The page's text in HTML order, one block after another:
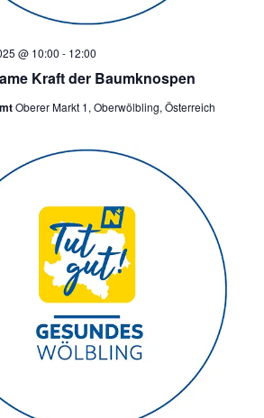
Kraft der Baumknospen
@ 10:00 - 12:00
Oberer Markt 1, Oberwölbling, Österreich